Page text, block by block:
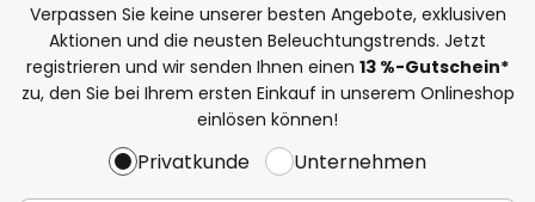
Verpassen Sie keine unserer besten Angebote, exklusiven
Aktionen und die neusten Beleuchtungstrends. Jetzt
registrieren und wir senden Ihnen einen 13 %-Gutschein*
zu, den Sie bei Ihrem ersten Einkauf in unserem Onlineshop
einlösen können!
Privatkunde Unternehmen